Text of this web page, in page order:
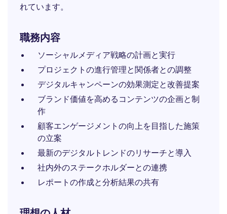
れています。
職務内容
ソーシャルメディア戦略の計画と実行
プロジェクトの進行管理と関係者との調整
デジタルキャンペーンの効果測定と改善提案
ブランド価値を高めるコンテンツの企画と制
作
顧客エンゲージメントの向上を目指した施策
の立案
最新のデジタルトレンドのリサーチと導入
社内外のステークホルダーとの連携
レポートの作成と分析結果の共有